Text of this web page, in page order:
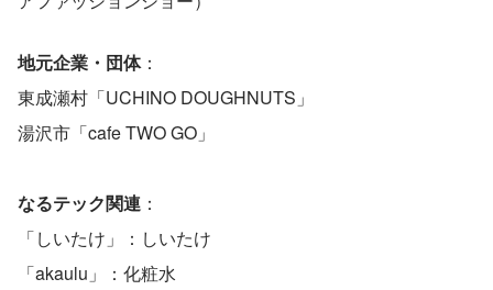
地元企業・団体：
東成瀬村「UCHINO DOUGHNUTS」
湯沢市「cafe TWO GO」
なるテック関連 ：
「しいたけ」：しいたけ
「akaulu」：化粧水